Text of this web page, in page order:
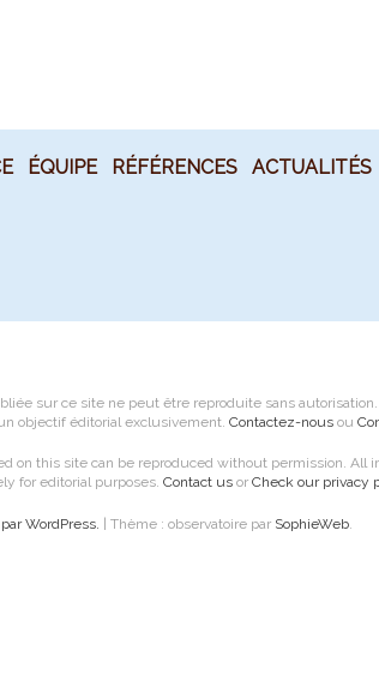
ÉQUIPE RÉFÉRENCES ACTUALITÉS
sur ce site ne peut être reproduite sans autorisation.
objectif éditorial exclusivement. Contactez-nousou
this site can be reproduced without permission. All
for editorial purposes. Contact usor Check our privacy
WordPress. Thème : observatoire par SophieWeb.